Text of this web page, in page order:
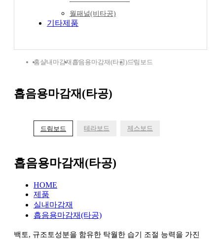
월패널(비타공)
기타제품
흡음용마감재(타공)
드림보드 테라보드 제스보드
홈실내마감재 흡음용마감재(타공)드림보드
흡음용마감재(타공)
HOME
제품
실내마감재
흡음용마감재(타공)
백토, 규조토성분을 함유한 탁월한 습기 조절 능력을 가진